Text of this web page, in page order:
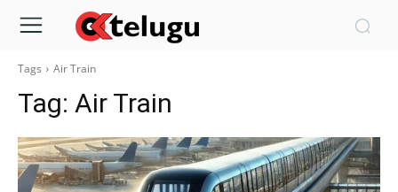
Tags Air Train
Tag: Air Train